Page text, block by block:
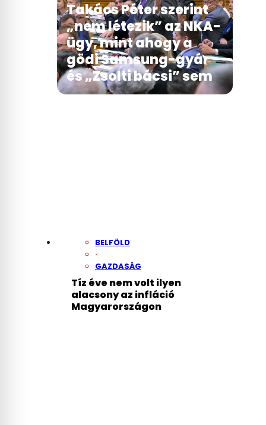
Takács Péter szerint
„nem létezik” az NKA-
ügy, mint ahogy a
gödi Samsung-gyár
és „Zsolti bácsi” sem
BELFÖLD
·
GAZDASÁG
Tíz éve nem volt ilyen
alacsony az infláció
Magyarországon